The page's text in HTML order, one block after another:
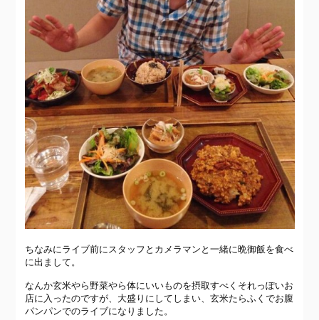
ちなみにライブ前にスタッフとカメラマンと一緒に晩御飯を食べ
に出まして。
なんか玄米やら野菜やら体にいいものを摂取すべくそれっぽいお
店に入ったのですが、大盛りにしてしまい、玄米たらふくでお腹
パンパンでのライブになりました。